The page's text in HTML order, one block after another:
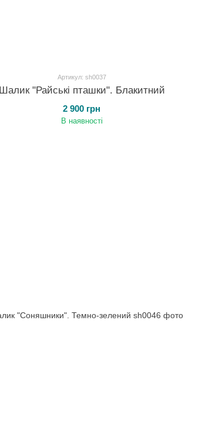
Артикул: sh0037
Шалик "Райські пташки". Блакитний
2 900 грн
В наявності